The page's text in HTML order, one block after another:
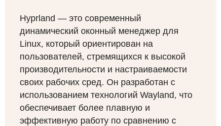
Hyprland — это современный
динамический оконный менеджер для
Linux, который ориентирован на
пользователей, стремящихся к высокой
производительности и настраиваемости
своих рабочих сред. Он разработан с
использованием технологий Wayland, что
обеспечивает более плавную и
эффективную работу по сравнению с